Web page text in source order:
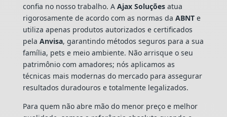
confia no nosso trabalho. A Ajax Soluçõesatua
rigorosamente de acordo com as normas da ABNTe
utiliza apenas produtos autorizados e certificados
pela Anvisa, garantindo métodos seguros para a sua
família, pets e meio ambiente. Não arrisque o seu
patrimônio com amadores; nós aplicamos as
técnicas mais modernas do mercado para assegurar
resultados duradouros e totalmente legalizados.
Para quem não abre mão do menor preço e melhor